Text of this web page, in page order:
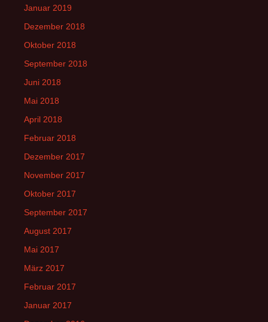
Januar 2019
Dezember 2018
Oktober 2018
September 2018
Juni 2018
Mai 2018
April 2018
Februar 2018
Dezember 2017
November 2017
Oktober 2017
September 2017
August 2017
Mai 2017
März 2017
Februar 2017
Januar 2017